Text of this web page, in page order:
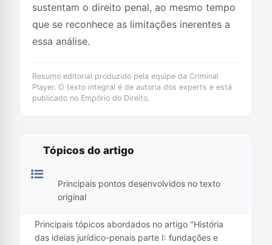
sustentam o direito penal, ao mesmo tempo
que se reconhece as limitações inerentes a
essa análise.
Resumo editorial produzido pela equipe da Criminal
Player. O texto integral é de autoria dos experts e está
publicado no Empório do Direito.
Tópicos do artigo
Principais pontos desenvolvidos no texto
original
Principais tópicos abordados no artigo "História
das ideias jurídico-penais parte I: fundações e